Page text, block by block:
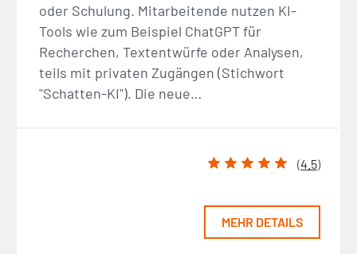
oder Schulung. Mitarbeitende nutzen KI-
Tools wie zum Beispiel ChatGPT für
Recherchen, Textentwürfe oder Analysen,
teils mit privaten Zugängen (Stichwort
"Schatten-KI"). Die neue…
(4.5)
MEHR DETAILS